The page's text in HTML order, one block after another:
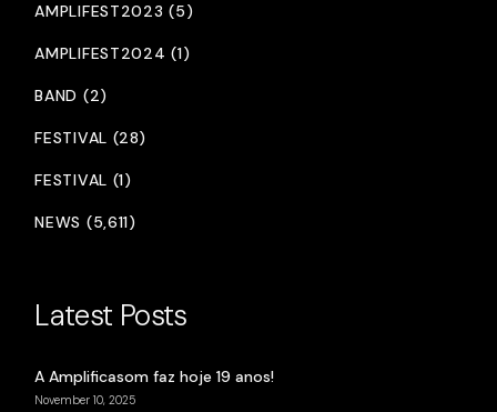
AMPLIFEST2023 (5)
AMPLIFEST2024 (1)
BAND (2)
FESTIVAL (28)
FESTIVAL (1)
NEWS (5,611)
Latest Posts
A Amplificasom faz hoje 19 anos!
November 10, 2025